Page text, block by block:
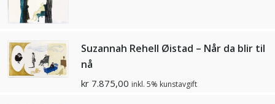
Suzannah Rehell Øistad – Når da blir til
nå
kr 7.875,00 inkl. 5% kunstavgift